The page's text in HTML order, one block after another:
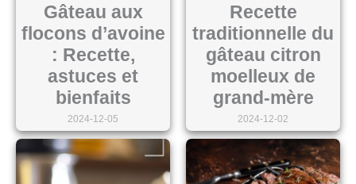
Gâteau aux
flocons d’avoine
: Recette,
astuces et
bienfaits
2024-12-05
Recette
traditionnelle du
gâteau citron
moelleux de
grand-mère
2024-12-02